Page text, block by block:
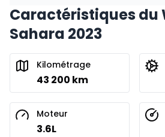
Financement sur 24 mois
Financement sur 24 mois
Caractéristiques du
Sahara 2023
Kilométrage
43 200 km
Moteur
3.6L